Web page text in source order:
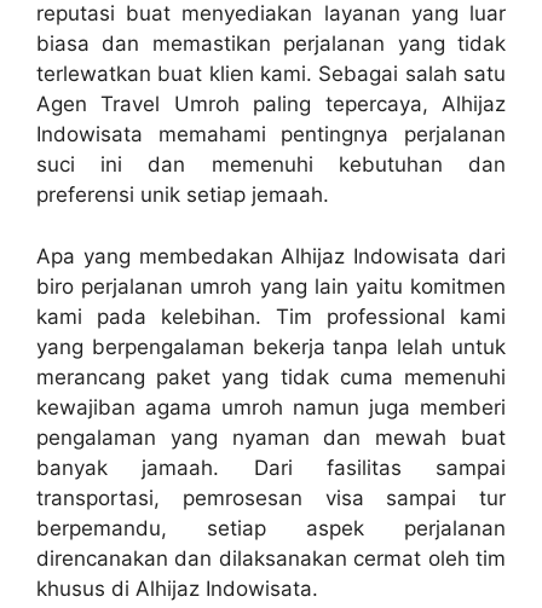
reputasi buat menyediakan layanan yang luar
biasa dan memastikan perjalanan yang tidak
terlewatkan buat klien kami. Sebagai salah satu
Agen Travel Umroh paling tepercaya, Alhijaz
Indowisata memahami pentingnya perjalanan
suci ini dan memenuhi kebutuhan dan
preferensi unik setiap jemaah.
Apa yang membedakan Alhijaz Indowisata dari
biro perjalanan umroh yang lain yaitu komitmen
kami pada kelebihan. Tim professional kami
yang berpengalaman bekerja tanpa lelah untuk
merancang paket yang tidak cuma memenuhi
kewajiban agama umroh namun juga memberi
pengalaman yang nyaman dan mewah buat
banyak jamaah. Dari fasilitas sampai
transportasi, pemrosesan visa sampai tur
berpemandu, setiap aspek perjalanan
direncanakan dan dilaksanakan cermat oleh tim
khusus di Alhijaz Indowisata.